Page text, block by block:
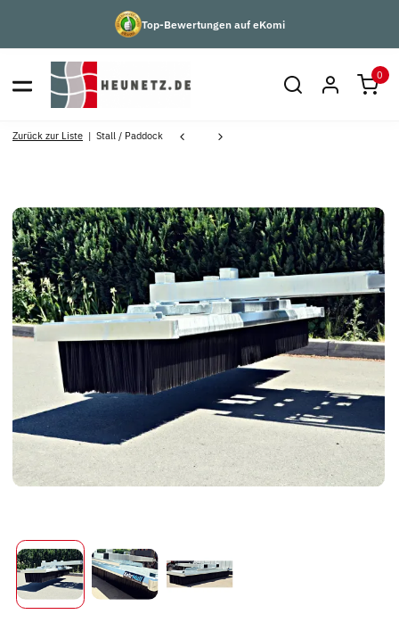
Top-Bewertungen auf eKomi
0
Zurück zur Liste Stall / Paddock